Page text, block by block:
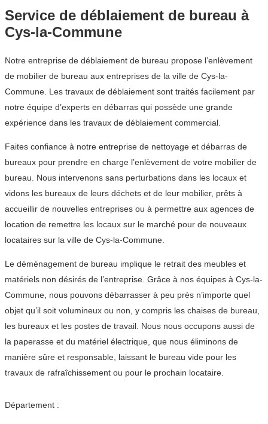
Service de déblaiement de bureau à
Cys-la-Commune
Notre entreprise de déblaiement de bureau propose l’enlèvement
de mobilier de bureau aux entreprises de la ville de Cys-la-
Commune. Les travaux de déblaiement sont traités facilement par
notre équipe d’experts en débarras qui possède une grande
expérience dans les travaux de déblaiement commercial.
Faites confiance à notre entreprise de nettoyage et débarras de
bureaux pour prendre en charge l’enlèvement de votre mobilier de
bureau. Nous intervenons sans perturbations dans les locaux et
vidons les bureaux de leurs déchets et de leur mobilier, prêts à
accueillir de nouvelles entreprises ou à permettre aux agences de
location de remettre les locaux sur le marché pour de nouveaux
locataires sur la ville de Cys-la-Commune.
Le déménagement de bureau implique le retrait des meubles et
matériels non désirés de l’entreprise. Grâce à nos équipes à Cys-la-
Commune, nous pouvons débarrasser à peu près n’importe quel
objet qu’il soit volumineux ou non, y compris les chaises de bureau,
les bureaux et les postes de travail. Nous nous occupons aussi de
la paperasse et du matériel électrique, que nous éliminons de
manière sûre et responsable, laissant le bureau vide pour les
travaux de rafraîchissement ou pour le prochain locataire.
Département :